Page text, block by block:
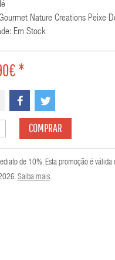
Nature Creations Peixe
Em Stock
*
COMPRAR
de 10%. Esta promoção é
Saiba mais.